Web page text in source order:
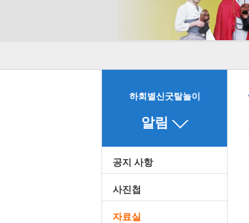
하회별신굿탈놀이
알림
공지 사항
사진첩
자료실